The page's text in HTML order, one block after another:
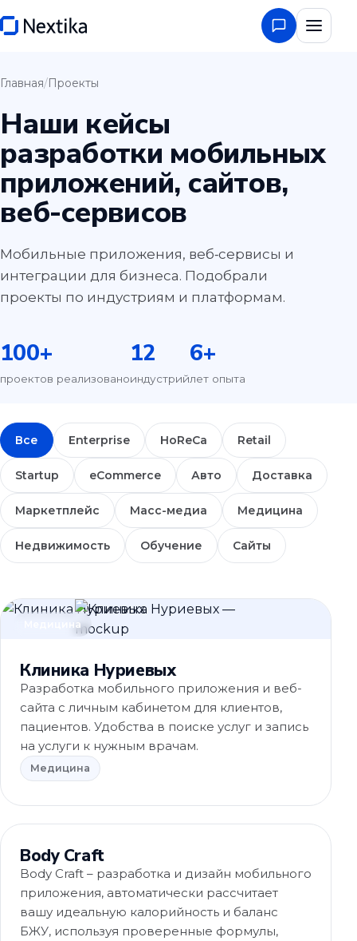
Главная/Проекты
Наши кейсы
разработки мобильных
приложений, сайтов,
веб-сервисов
Мобильные приложения, веб‑сервисы и
интеграции для бизнеса. Подобрали
проекты по индустриям и платформам.
100+
проектов реализовано
12
индустрий
6+
лет опыта
Все Enterprise HoReCa Retail
Startup eCommerce Авто Доставка
Маркетплейс Масс-медиа Медицина
Недвижимость Обучение Сайты
Медицина
Клиника Нуриевых
Разработка мобильного приложения и веб-
сайта с личным кабинетом для клиентов,
пациентов. Удобства в поиске услуг и запись
на услуги к нужным врачам.
Медицина
Медицина
Body Craft
Body Craft – разработка и дизайн мобильного
приложения, автоматически рассчитает
вашу идеальную калорийность и баланс
БЖУ, используя проверенные формулы,